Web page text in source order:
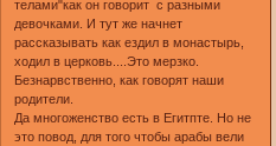
телами"как он говорит с разными
девочками. И тут же начнет
рассказывать как ездил в монастырь,
ходил в церковь....Это мерзко.
Безнарвственно, как говорят наши
родители.
Да многоженство есть в Егитпте. Но не
это повод, для того чтобы арабы вели